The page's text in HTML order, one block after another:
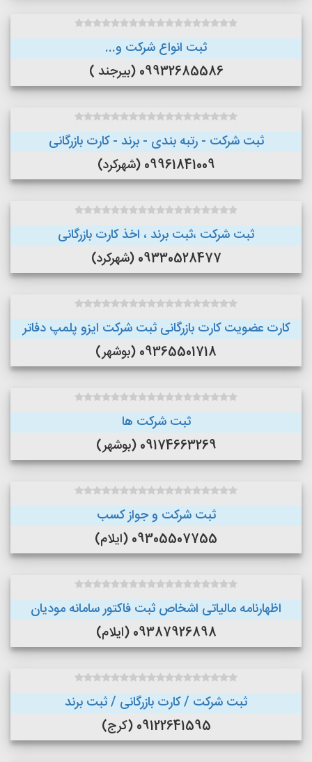
ثبت انواع شرکت و...
09932685586 (بیرجند )
ثبت شرکت - رتبه بندی - برند - کارت بازرگانی
09961841009 (شهرکرد)
ثبت شرکت ،ثبت برند ، اخذ کارت بازرگانی
09330528477 (شهرکرد)
کارت عضویت کارت بازرگانی ثبت شرکت ایزو پلمپ دفاتر
09365501718 (بوشهر)
ثبت شرکت ها
09174663269 (بوشهر)
ثبت شرکت و جواز کسب
09305507755 (ایلام)
اظهارنامه مالیاتی اشخاص ثبت فاکتور سامانه مودیان
09387926898 (ایلام)
ثبت شرکت / کارت بازرگانی / ثبت برند
09122641595 (کرج)